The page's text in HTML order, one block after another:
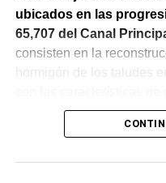
ubicados en las
65,707 del Canal
consisten en la
hormigón de los taludes
La obra incluye la
requieren, la ejecución